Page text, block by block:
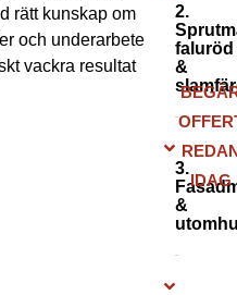
rätt kunskap om
och underarbete
vackra resultat
2.
faluröd
&
3.
&
IDAG